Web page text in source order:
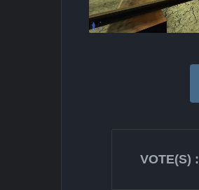
VOTE(S) :